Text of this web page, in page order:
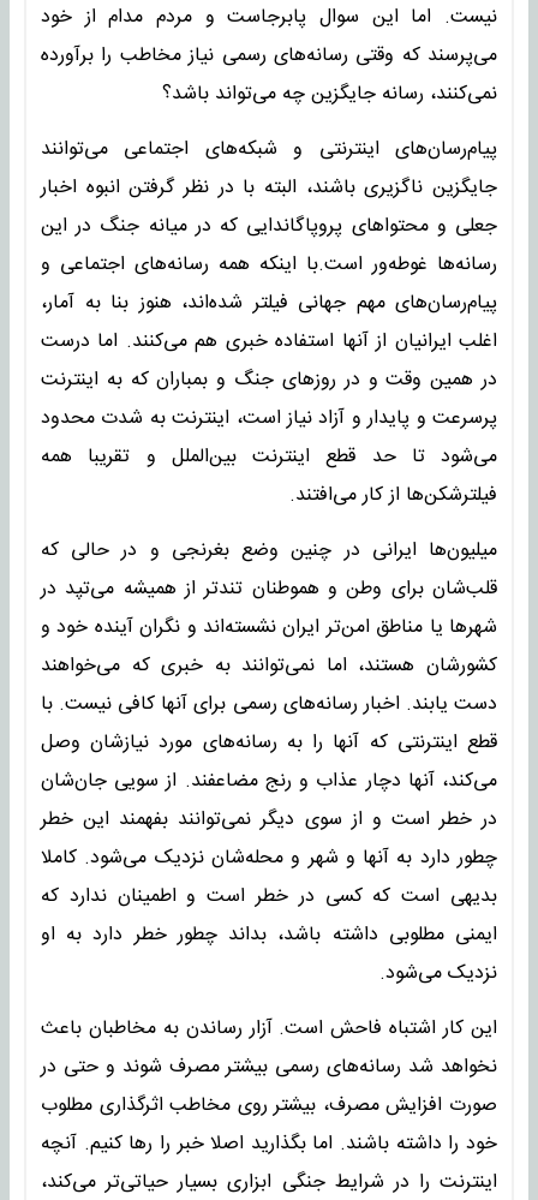
نیست. اما این سوال پابرجاست و مردم مدام از خود
می‌پرسند که وقتی رسانه‌های رسمی نیاز مخاطب را برآورده
نمی‌کنند، رسانه جایگزین چه می‌تواند باشد؟
پیام‌رسان‌های اینترنتی و شبکه‌های اجتماعی می‌توانند
جایگزین ناگزیری باشند، البته با در نظر گرفتن انبوه اخبار
جعلی و محتواهای پروپاگاندایی که در میانه جنگ در این
رسانه‌ها غوطه‌ور است.با اینکه همه رسانه‌های اجتماعی و
پیام‌رسان‌های مهم جهانی فیلتر شده‌اند، هنوز بنا به آمار،
اغلب ایرانیان از آنها استفاده خبری هم می‌کنند. اما درست
در همین وقت و در روزهای جنگ و بمباران که به اینترنت
پرسرعت و پایدار و آزاد نیاز است، اینترنت به ‌شدت محدود
می‌شود تا حد قطع اینترنت بین‌الملل و تقریبا همه
فیلترشکن‌ها از کار می‌افتند.
میلیون‌ها ایرانی در چنین وضع بغرنجی و در حالی که
قلب‌شان برای وطن و هموطنان تندتر از همیشه می‌تپد در
شهرها یا مناطق امن‌تر ایران نشسته‌اند و نگران آینده خود و
کشورشان هستند، اما نمی‌توانند به خبری که می‌خواهند
دست یابند. اخبار رسانه‌های رسمی برای آنها کافی نیست. با
قطع اینترنتی که آنها را به رسانه‌های مورد نیازشان وصل
می‌کند، آنها دچار عذاب و رنج مضاعفند. از سویی جان‌شان
در خطر است و از سوی دیگر نمی‌توانند بفهمند این خطر
چطور دارد به آنها و شهر و محله‌شان نزدیک می‌شود. کاملا
بدیهی است که کسی در خطر است و اطمینان ندارد که
ایمنی مطلوبی داشته باشد، بداند چطور خطر دارد به او
نزدیک می‌شود.
این کار اشتباه فاحش است. آزار رساندن به مخاطبان باعث
نخواهد شد رسانه‌های رسمی بیشتر مصرف شوند و حتی در
صورت افزایش مصرف، بیشتر روی مخاطب اثرگذاری مطلوب
خود را داشته باشند. اما بگذارید اصلا خبر را رها کنیم. آنچه
اینترنت را در شرایط جنگی ابزاری بسیار حیاتی‌تر می‌کند،